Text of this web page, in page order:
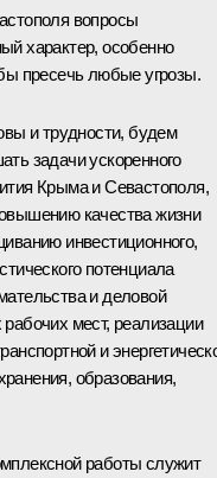
вопросы
характер, особенно
пресечь любые угрозы.
и трудности, будем
задачи ускоренного
Крыма и Севастополя,
качества жизни
инвестиционного,
потенциала
и деловой
мест, реализации
и
образования,
работы служит